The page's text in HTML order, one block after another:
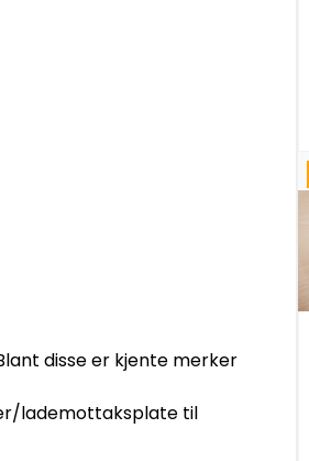
disse er kjente merker
lademottaksplate til